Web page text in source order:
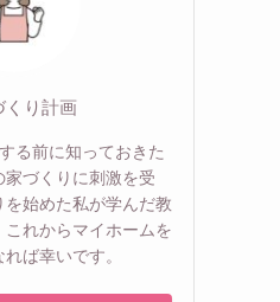
くり計画
る前に知っておきた
づくりに刺激を受
始めた私が学んだ教
れからマイホームを
ば幸いです。